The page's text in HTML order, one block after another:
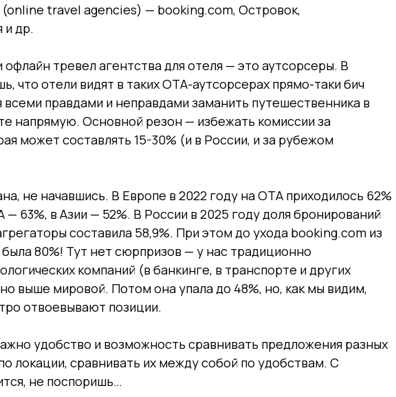
(online travel agencies) — booking.com, Островок,
и др.
офлайн тревел агентства для отеля — это аутсорсеры. В
что отели видят в таких ОТА-аутсорсерах прямо-таки бич
всеми правдами и неправдами заманить путешественника в
напрямую. Основной резон — избежать комиссии за
может составлять 15-30% (и в России, и за рубежом
не начавшись. В Европе в 2022 году на ОТА приходилось 62%
63%, в Азии — 52%. В России в 2025 году доля бронирований
составила 58,9%. При этом до ухода booking.com из
80%! Тут нет сюрпризов — у нас традиционно
компаний (в банкинге, в транспорте и других
выше мировой. Потом она упала до 48%, но, как мы видим,
отвоевывают позиции.
удобство и возможность сравнивать предложения разных
локации, сравнивать их между собой по удобствам. С
не поспоришь…